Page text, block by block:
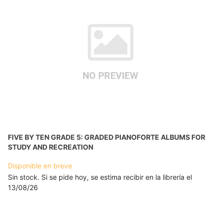
FIVE BY TEN GRADE 5: GRADED PIANOFORTE ALBUMS FOR
STUDY AND RECREATION
Disponible en breve
Sin stock. Si se pide hoy, se estima recibir en la librería el
13/08/26